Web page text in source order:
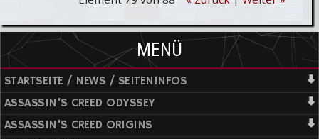
MENÜ
STARTSEITE / NEWS / SEITENINFOS
ASSASSIN'S CREED ODYSSEY
ASSASSIN'S CREED ORIGINS